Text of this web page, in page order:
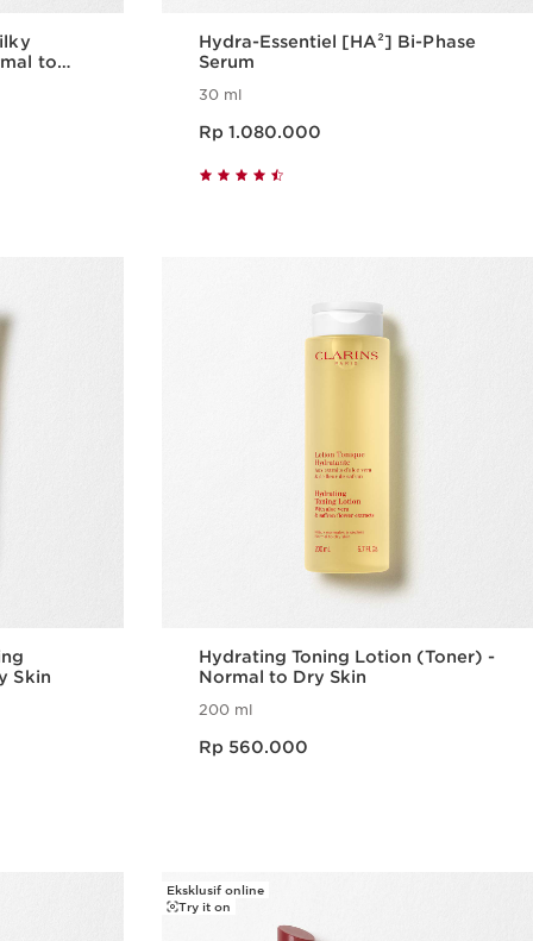
to
Hydra-Essentiel [HA²] Bi-Phase
Serum
30 ml
Rp 1.080.000
Skin
Hydrating Toning Lotion (Toner) -
Normal to Dry Skin
200 ml
Rp 560.000
Eksklusif online
Try it on